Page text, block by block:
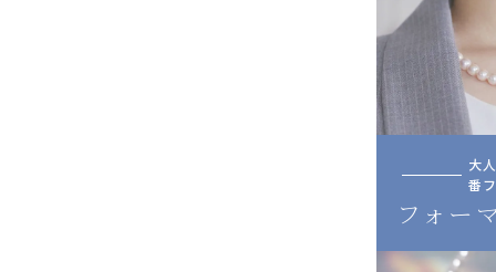
大
番
フォー